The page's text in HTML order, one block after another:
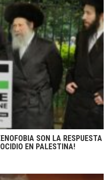
SON LA RESPUESTA
EN PALESTINA!